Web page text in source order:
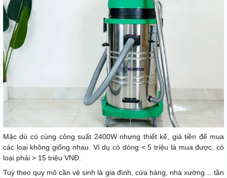
Mặc dù có cùng công suất 2400W nhưng thiết kế, giá tiền để mua
các loại không giống nhau. Ví dụ có dòng < 5 triệu là mua được, có
loại phải > 15 triệu VNĐ.
Tuỳ theo quy mô cần vệ sinh là gia đình, cửa hàng, nhà xưởng… tần